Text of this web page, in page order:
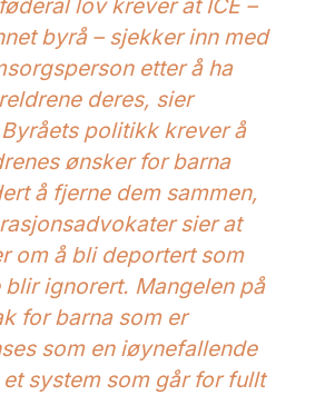
lov krever at ICE –
byrå – sjekker inn med
etter å ha
deres, sier
politikk krever å
ønsker for barna
å fjerne dem sammen,
sier at
om å bli deportert som
ignorert. Mangelen på
for barna som er
som en iøynefallende
system som går for fullt